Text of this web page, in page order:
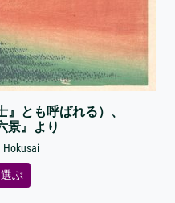
』とも呼ばれる）、
景』より
Hokusai
ぶ